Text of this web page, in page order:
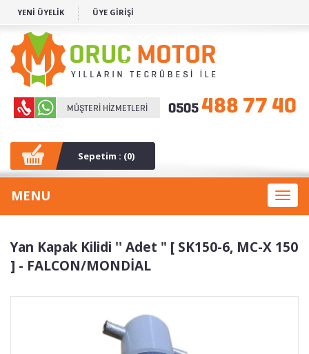
YENİ ÜYELİK ÜYE GİRİŞİ
Sepetim : (0)
Toggle
MENU
Yan Kapak Kilidi '' Adet " [ SK150-6, MC-X 150
] - FALCON/MONDİAL